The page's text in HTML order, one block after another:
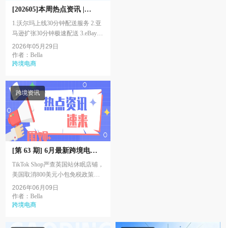
[202605]本周热点资讯 |
1.沃尔玛上线30分钟配送服务 2.亚
马逊扩张30分钟极速配送 3.eBay拒
绝GameStop 560亿美元收购提案
4.TikTok Shop美区2026销售额反超
Target 5. T...
2026年05月29日
作者：Bella
跨境电商
跨境资讯
[第 63 期] 6月最新跨境电商
TikTok Shop严查英国站休眠店铺，
美国取消800美元小包免税政策，
亚马逊关闭“联系买家”功能，
TikTok Shop美区2026销售额反超
Target，Wildber...
2026年06月09日
作者：Bella
跨境电商